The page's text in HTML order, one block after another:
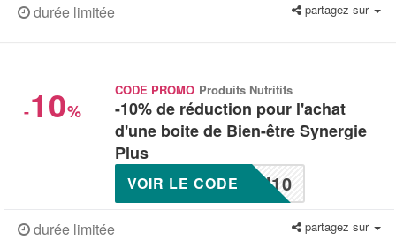
durée limitée partagez sur
-10%
CODE PROMO Produits Nutritifs
-10% de réduction pour l'achat
d'une boite de Bien-être Synergie
Plus
N10
VOIR LE CODE
durée limitée partagez sur